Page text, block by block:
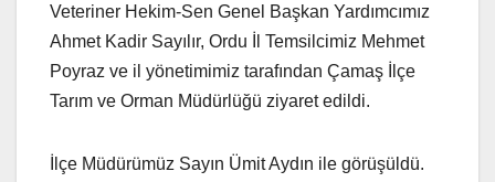
Veteriner Hekim-Sen Genel Başkan Yardımcımız
Ahmet Kadir Sayılır, Ordu İl Temsilcimiz Mehmet
Poyraz ve il yönetimimiz tarafından Çamaş İlçe
Tarım ve Orman Müdürlüğü ziyaret edildi.
İlçe Müdürümüz Sayın Ümit Aydın ile görüşüldü.